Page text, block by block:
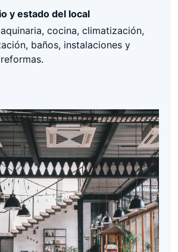
y estado del local
cocina, climatización,
baños, instalaciones y